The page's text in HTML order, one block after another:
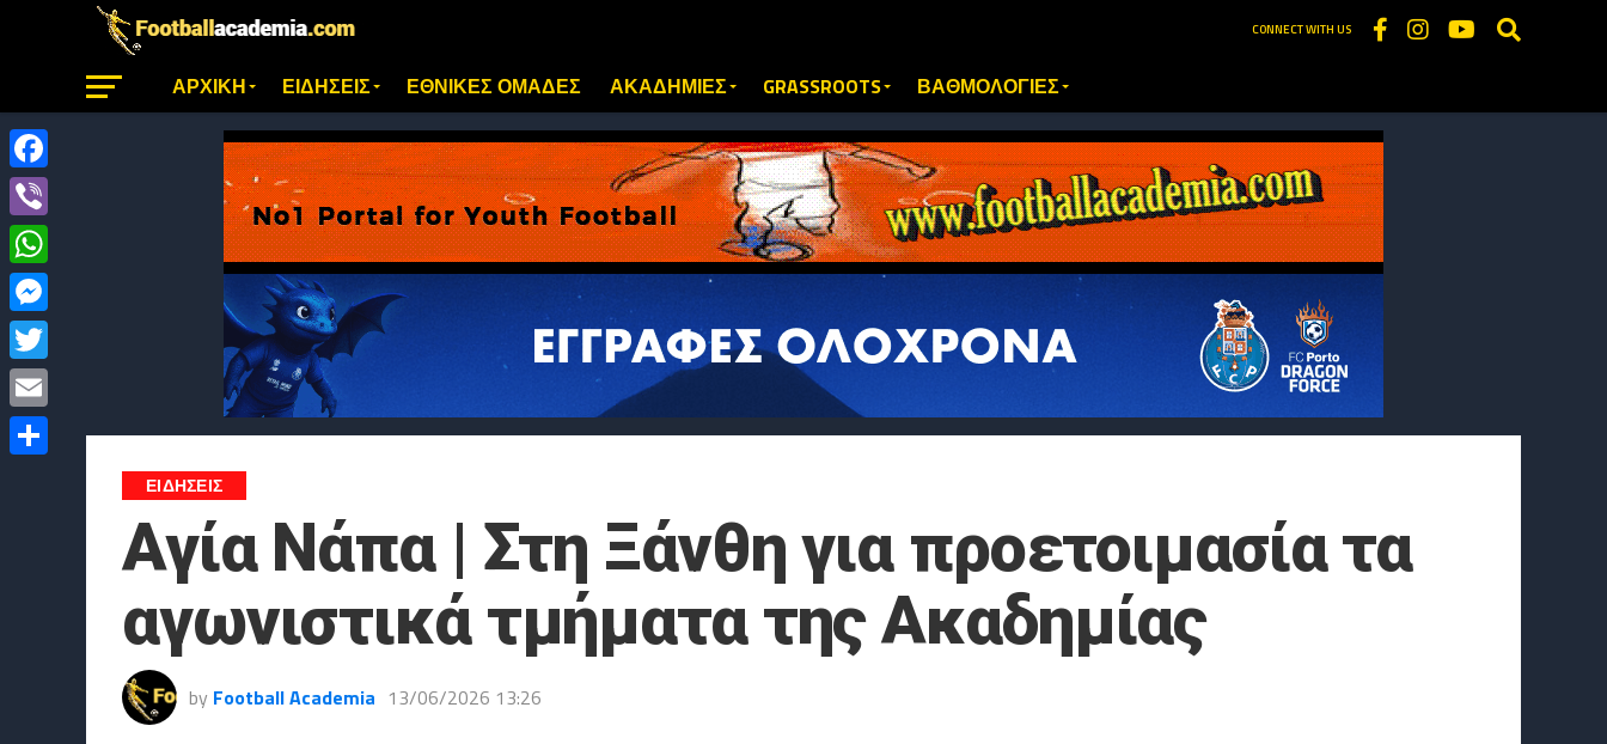
CONNECT WITH US
ΑΡΧΙΚΗ ΕΙΔΗΣΕΙΣ ΕΘΝΙΚΕΣ ΟΜΑΔΕΣ ΑΚΑΔΗΜΙΕΣ GRASSROOTS ΒΑΘΜΟΛΟΓΙΕΣ
ΕΙΔΗΣΕΙΣ
Αγία Νάπα | Στη Ξάνθη για προετοιμασία τα
αγωνιστικά τμήματα της Ακαδημίας
by Football Academia 13/06/2026 13:26
Facebook
Viber
WhatsApp
Messenger
Twitter
Email